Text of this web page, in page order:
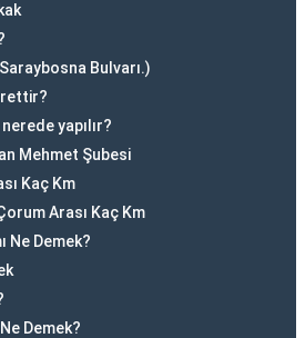
Bulvarı.)
yapılır?
Mehmet Şubesi
Kaç Km
Arası Kaç Km
Ne Demek?
Demek?